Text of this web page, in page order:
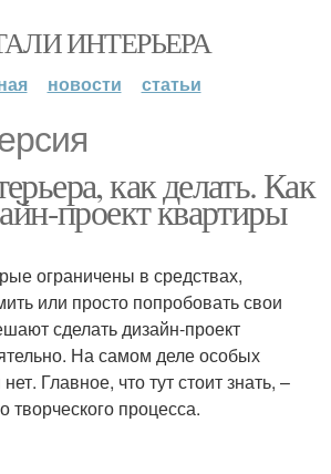
ИНТЕРЬЕРА
новости статьи
как делать. Как
проект квартиры
ограничены в средствах,
или просто попробовать свои
сделать дизайн-проект
На самом деле особых
Главное, что тут стоит знать, –
творческого процесса.